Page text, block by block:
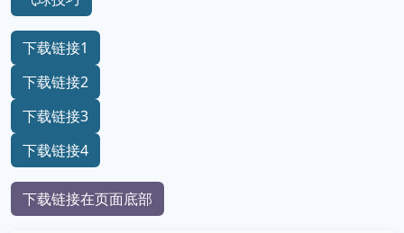
下载链接1
下载链接2
下载链接3
下载链接4
下载链接在页面底部